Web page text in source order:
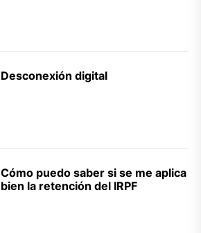
Desconexión digital
Cómo puedo saber si se me aplica
bien la retención del IRPF